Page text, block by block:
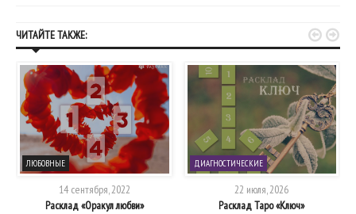
ЧИТАЙТЕ ТАКЖЕ:
ЛЮБОВНЫЕ
14 сентября, 2022
Расклад «Оракул любви»
ДИАГНОСТИЧЕСКИЕ
22 июля, 2026
Расклад Таро «Ключ»
 